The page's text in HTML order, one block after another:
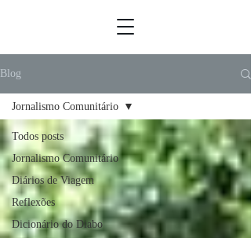
Blog
Todos posts
Jornalismo Comunitário
Diários de Viagem
Reflexões
Dicionário do Diabo
Jornalismo Comunitário